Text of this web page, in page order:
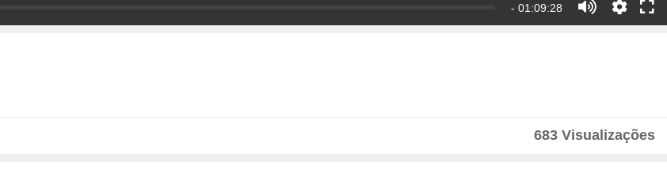
- 01:09:28
683 Visualizações